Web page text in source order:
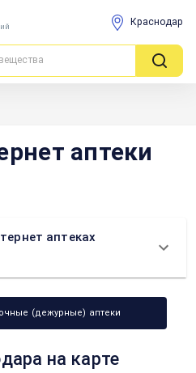
Краснодар
аптеки
аптеках
(дежурные) аптеки
на карте